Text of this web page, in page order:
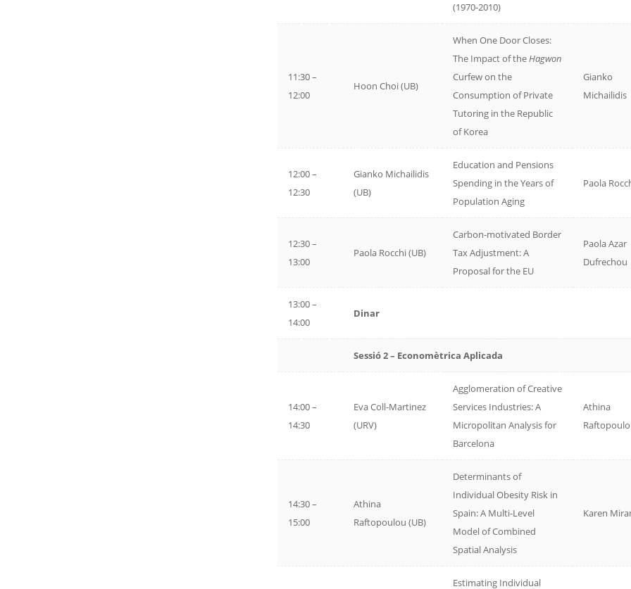
(1970-2010)
11:30 –
12:00
Hoon Choi (UB)
When One Door Closes:
The Impact of theHagwon
Curfew on the
Consumption of Private
Tutoring in the Republic
of Korea
Gianko
Michailidis
12:00 –
12:30
Gianko Michailidis
(UB)
Education and Pensions
Spending in the Years of
Population Aging
Paola
12:30 –
13:00
Paola Rocchi (UB)
Carbon-motivated Border
Tax Adjustment: A
Proposal for the EU
Paola Azar
Dufrechou
13:00 –
14:00
Dinar
Sessió 2 – Economètrica Aplicada
14:00 –
14:30
Eva Coll-Martinez
(URV)
Agglomeration of Creative
Services Industries: A
Micropolitan Analysis for
Barcelona
Athina
14:30 –
15:00
Athina
Raftopoulou (UB)
Determinants of
Individual Obesity Risk in
Spain: A Multi-Level
Model of Combined
Spatial Analysis
Karen
Estimating Individual